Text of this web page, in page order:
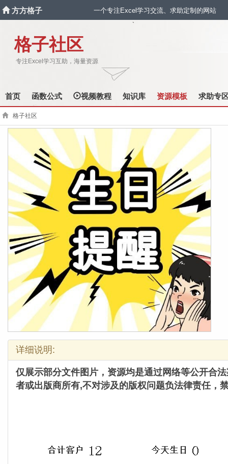
方方格子 一个专注Excel学习交流、求助定制的网站
格子社区
专注Excel学习互助，海量资源
`
首页 函数公式 视频教程 知识库 资源模板 求助专
格子社区
详细说明:
仅展示部分文件图片， 资源均是通过网络等公开合
者或出版商所有,不对涉及的版权问题负法律责任，